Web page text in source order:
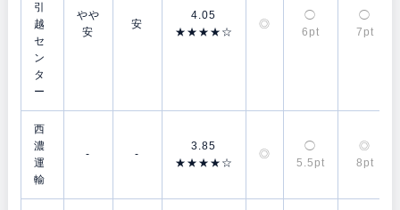
引
越
セ
ン
タ
ー
やや
安
安
4.05
★★★★☆
◎
◯
6pt
◯
7pt
西
濃
運
輸
- -
3.85
★★★★☆
◎
◯
5.5pt
◎
8pt